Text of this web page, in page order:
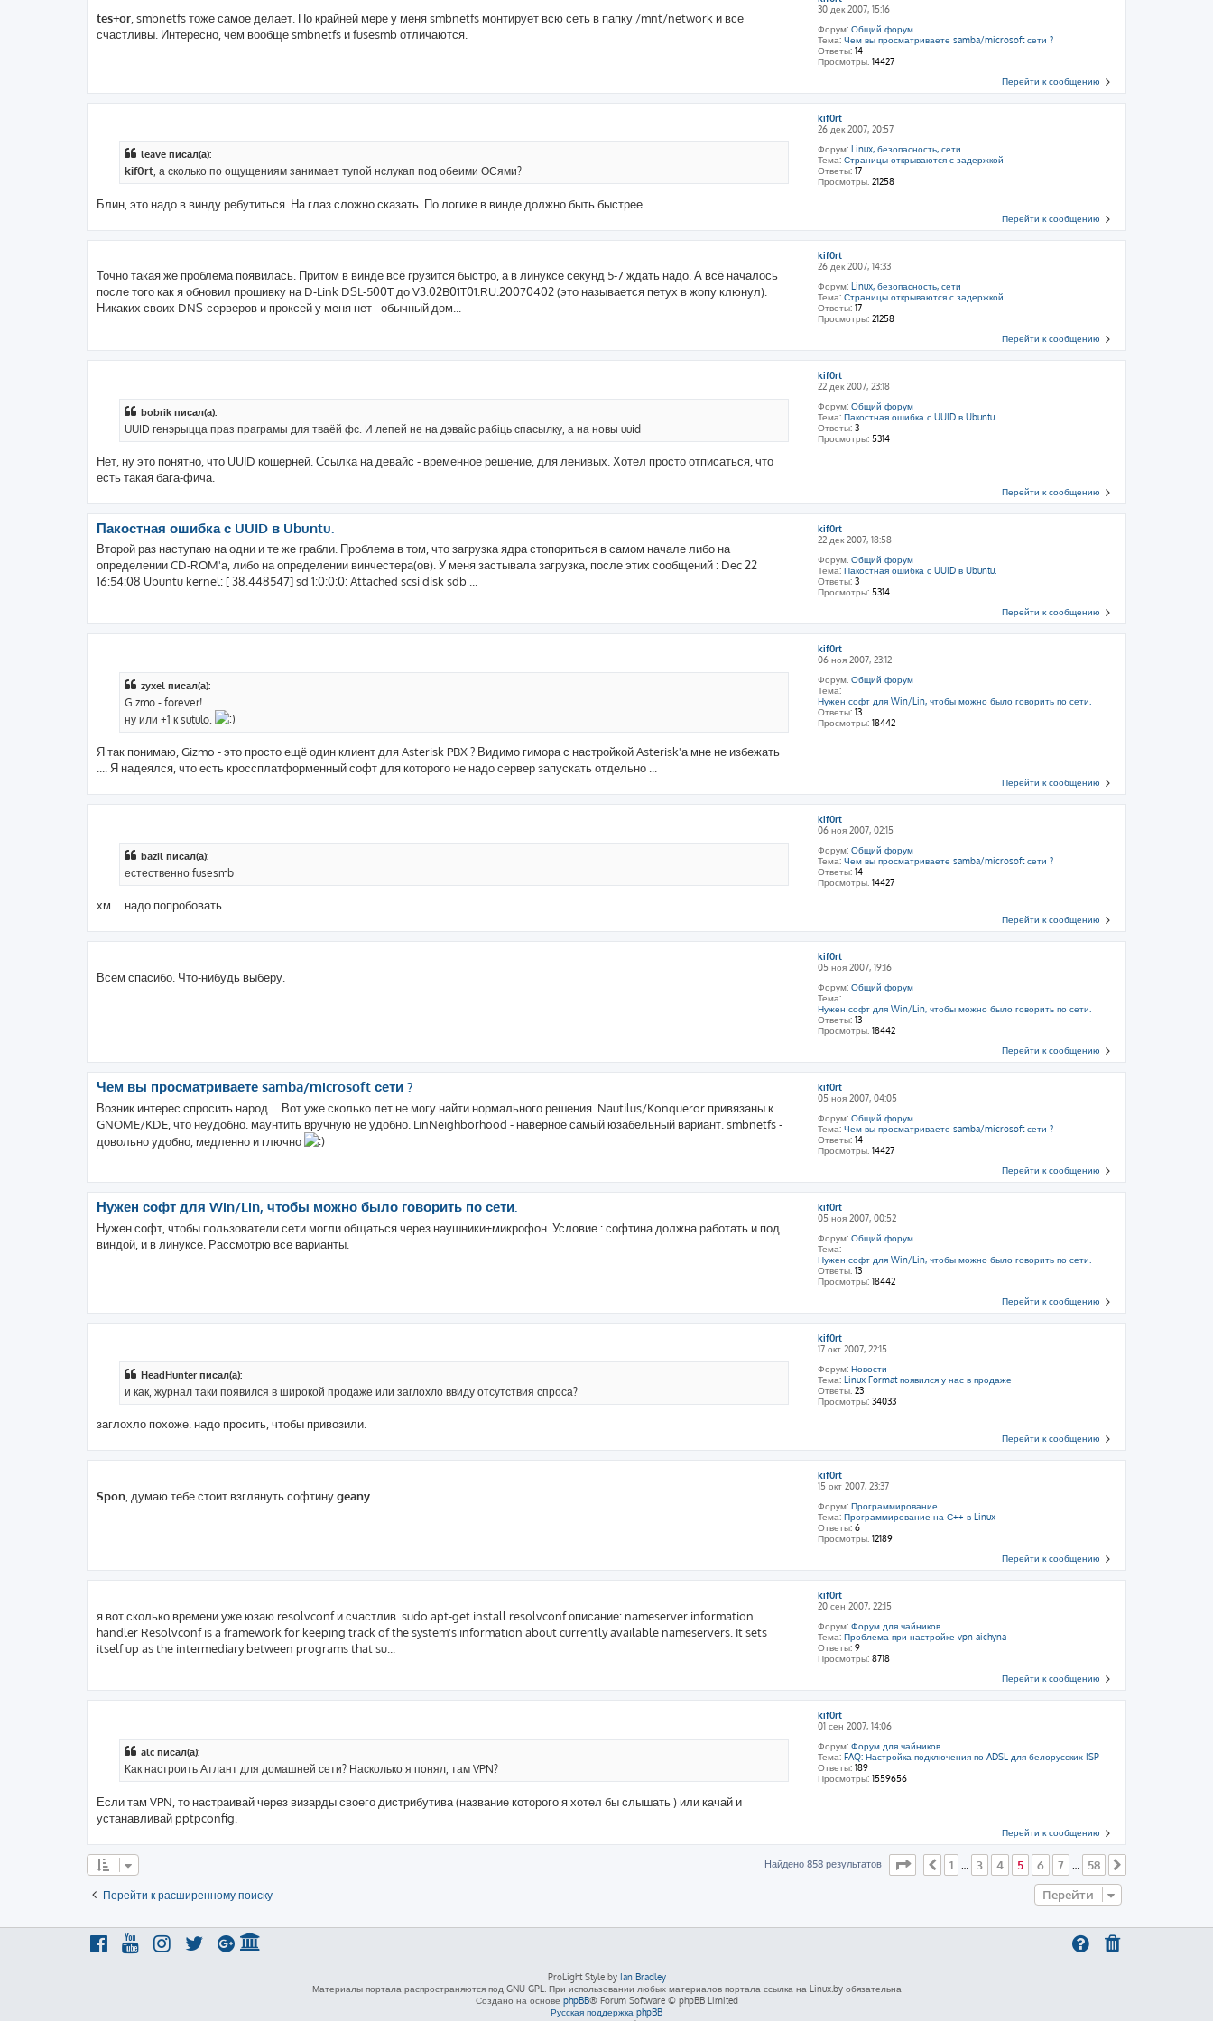
30 дек 2007, 15:16
Форум: Общий форум
Тема: Чем вы просматриваете samba/microsoft сети ?
Ответы: 14
Просмотры: 14427
tes+or , smbnetfs тоже самое делает. По крайней мере у меня smbnetfs монтирует всю сеть в папку /mnt/network и все
счастливы. Интересно, чем вообще smbnetfs и fusesmb отличаются.
Перейти к сообщению
kif0rt
26 дек 2007, 20:57
Форум: Linux, безопасность, сети
Тема: Страницы открываются с задержкой
Ответы: 17
Просмотры: 21258
leave писал(а):
kif0rt, а сколько по ощущениям занимает тупой нслукап под обеими ОСями?
Блин, это надо в винду ребутиться. На глаз сложно сказать. По логике в винде должно быть быстрее.
Перейти к сообщению
kif0rt
26 дек 2007, 14:33
Форум: Linux, безопасность, сети
Тема: Страницы открываются с задержкой
Ответы: 17
Просмотры: 21258
Точно такая же проблема появилась. Притом в винде всё грузится быстро, а в линуксе секунд 5-7 ждать надо. А всё началось
после того как я обновил прошивку на D-Link DSL-500T до V3.02B01T01.RU.20070402 (это называется петух в жопу клюнул).
Никаких своих DNS-серверов и проксей у меня нет - обычный дом...
Перейти к сообщению
kif0rt
22 дек 2007, 23:18
Форум: Общий форум
Тема: Пакостная ошибка с UUID в Ubuntu.
Ответы: 3
Просмотры: 5314
bobrik писал(а):
UUID генэрыцца праз праграмы для тваёй фс. И лепей не на дэвайс рабіць спасылку, а на новы uuid
Нет, ну это понятно, что UUID кошерней. Ссылка на девайс - временное решение, для ленивых. Хотел просто отписаться, что
есть такая бага-фича.
Перейти к сообщению
kif0rt
22 дек 2007, 18:58
Форум: Общий форум
Тема: Пакостная ошибка с UUID в Ubuntu.
Ответы: 3
Просмотры: 5314
Пакостная ошибка с UUID в Ubuntu.
Второй раз наступаю на одни и те же грабли. Проблема в том, что загрузка ядра стопориться в самом начале либо на
определении CD-ROM'а, либо на определении винчестера(ов). У меня застывала загрузка, после этих сообщений : Dec 22
16:54:08 Ubuntu kernel: [ 38.448547] sd 1:0:0:0: Attached scsi disk sdb ...
Перейти к сообщению
kif0rt
06 ноя 2007, 23:12
Форум: Общий форум
Тема:
Нужен софт для Win/Lin, чтобы можно было говорить по сети.
Ответы: 13
Просмотры: 18442
zyxel писал(а):
Gizmo - forever!
ну или +1 к sutulo.
Я так понимаю, Gizmo - это просто ещё один клиент для Asterisk PBX ? Видимо гимора с настройкой Asterisk'а мне не избежать
.... Я надеялся, что есть кроссплатформенный софт для которого не надо сервер запускать отдельно ...
Перейти к сообщению
kif0rt
06 ноя 2007, 02:15
Форум: Общий форум
Тема: Чем вы просматриваете samba/microsoft сети ?
Ответы: 14
Просмотры: 14427
bazil писал(а):
естественно fusesmb
хм ... надо попробовать.
Перейти к сообщению
kif0rt
05 ноя 2007, 19:16
Форум: Общий форум
Тема:
Нужен софт для Win/Lin, чтобы можно было говорить по сети.
Ответы: 13
Просмотры: 18442
Всем спасибо. Что-нибудь выберу.
Перейти к сообщению
kif0rt
05 ноя 2007, 04:05
Форум: Общий форум
Тема: Чем вы просматриваете samba/microsoft сети ?
Ответы: 14
Просмотры: 14427
Чем вы просматриваете samba/microsoft сети ?
Возник интерес спросить народ ... Вот уже сколько лет не могу найти нормального решения. Nautilus/Konqueror привязаны к
GNOME/KDE, что неудобно. маунтить вручную не удобно. LinNeighborhood - наверное самый юзабельный вариант. smbnetfs -
довольно удобно, медленно и глючно
Перейти к сообщению
kif0rt
05 ноя 2007, 00:52
Форум: Общий форум
Тема:
Нужен софт для Win/Lin, чтобы можно было говорить по сети.
Ответы: 13
Просмотры: 18442
Нужен софт для Win/Lin, чтобы можно было говорить по сети.
Нужен софт, чтобы пользователи сети могли общаться через наушники+микрофон. Условие : софтина должна работать и под
виндой, и в линуксе. Рассмотрю все варианты.
Перейти к сообщению
kif0rt
17 окт 2007, 22:15
Форум: Новости
Тема:
Linux Format появился у нас в продаже
Ответы: 23
Просмотры: 34033
HeadHunter писал(а):
и как, журнал таки появился в широкой продаже или заглохло ввиду отсутствия спроса?
заглохло похоже. надо просить, чтобы привозили.
Перейти к сообщению
kif0rt
15 окт 2007, 23:37
Форум: Программирование
Тема: Программирование на С++ в Linux
Ответы: 6
Просмотры: 12189
Spon , думаю тебе стоит взглянуть софтинуgeany
Перейти к сообщению
kif0rt
20 сен 2007, 22:15
Форум: Форум для чайников
Тема: Проблема при настройке vpn aichyna
Ответы: 9
Просмотры: 8718
я вот сколько времени уже юзаю resolvconf и счастлив. sudo apt-get install resolvconf описание: nameserver information
handler Resolvconf is a framework for keeping track of the system's information about currently available nameservers. It sets
itself up as the intermediary between programs that su...
Перейти к сообщению
kif0rt
01 сен 2007, 14:06
Форум: Форум для чайников
Тема: FAQ: Настройка подключения по ADSL для белорусских ISP
Ответы: 189
Просмотры: 1559656
alc писал(а):
Как настроить Атлант для домашней сети? Насколько я понял, там VPN?
Если там VPN, то настраивай через визарды своего дистрибутива (название которого я хотел бы слышать ) или качай и
устанавливай pptpconfig.
Перейти к сообщению
Найдено 858 результатов Страница 5из58
Пред.
1 3 4 5 6 7 58
Перейти к расширенному поиску Перейти
ProLight Style by Ian Bradley
Материалы портала распространяются под GNU GPL. При использовании любых материалов портала ссылка на Linux.by обязательна
Создано на основе phpBB® Forum Software © phpBB Limited
Русская поддержка phpBB